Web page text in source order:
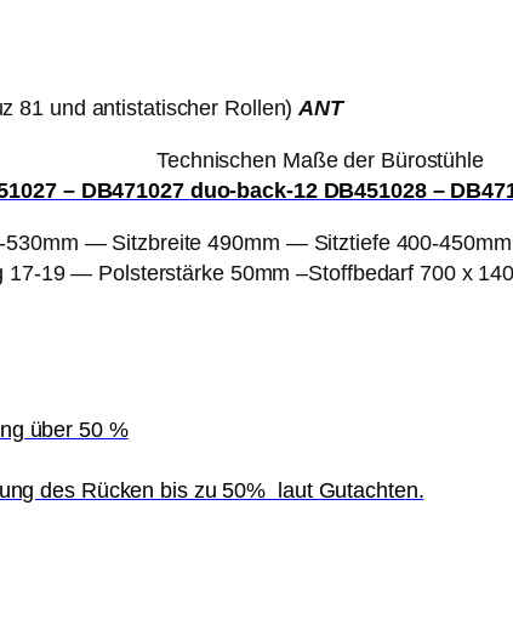
81 und antistatischer Rollen)ANT
Technischen Maße der Bürostühle
– DB471027 duo-back-12 DB451028 –
— Sitzbreite 490mm — Sitztiefe 400-
19 — Polsterstärke 50mm –Stoffbedarf 700 x
über 50 %
des Rücken bis zu 50% laut Gutachten.